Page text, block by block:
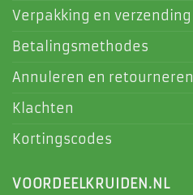
Verpakking en verzending
Betalingsmethodes
Annuleren en retourneren
Klachten
Kortingscodes
VOORDEELKRUIDEN.NL